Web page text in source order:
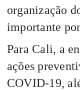
organização
importante
Para Cali, a
ações
COVID-19,